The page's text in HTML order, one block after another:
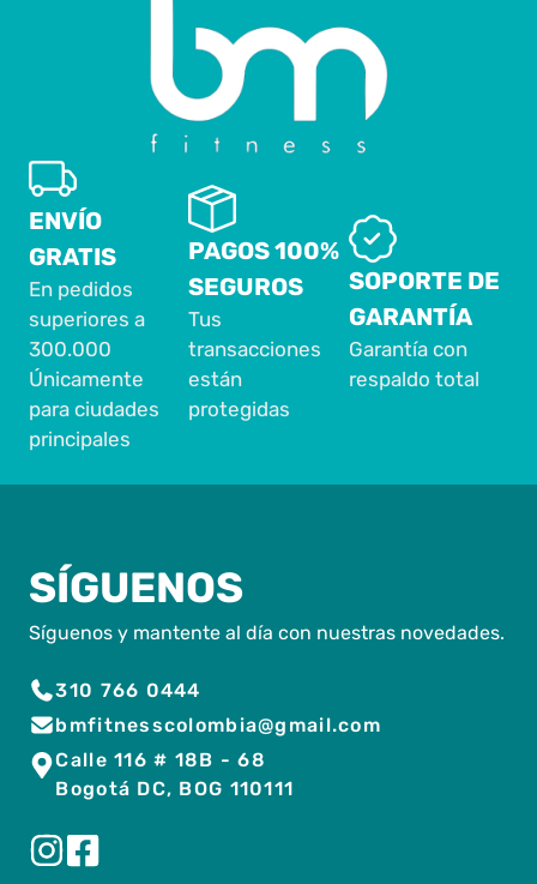
ENVÍO
GRATIS
En pedidos
superiores a
300.000
Únicamente
para ciudades
principales
PAGOS 100%
SEGUROS
Tus
transacciones
están
protegidas
SOPORTE DE
GARANTÍA
Garantía con
respaldo total
SÍGUENOS
Síguenos y mantente al día con nuestras novedades.
310 766 0444
bmfitnesscolombia@gmail.com
Calle 116 # 18B - 68
Bogotá DC, BOG 110111